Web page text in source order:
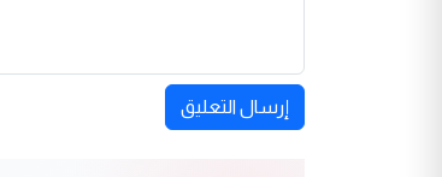
إرسال التعليق